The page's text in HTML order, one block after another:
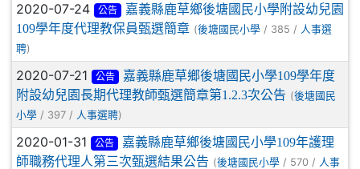
2020-07-24 公告
嘉義縣鹿草鄉後塘國民小學附設幼兒園
109學年度代理教保員甄選簡章 (後塘國民小學 / 385 / 人事選
聘)
2020-07-21 公告
嘉義縣鹿草鄉後塘國民小學109學年度
附設幼兒園長期代理教師甄選簡章第1.2.3次公告 (後塘國民
小學 / 397 / 人事選聘)
2020-01-31 公告
嘉義縣鹿草鄉後塘國民小學109年護理
師職務代理人第三次甄選結果公告 (後塘國民小學 / 570 / 人事